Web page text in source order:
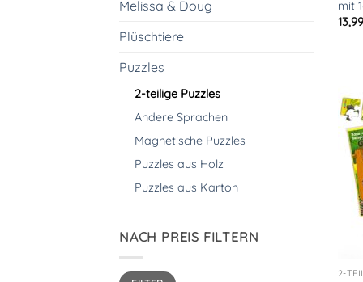
Melissa & Doug
Plüschtiere
Puzzles
2-teilige Puzzles
Andere Sprachen
Magnetische Puzzles
Puzzles aus Holz
Puzzles aus Karton
NACH PREIS FILTERN
Min.
Max.
mit
13,99
2-